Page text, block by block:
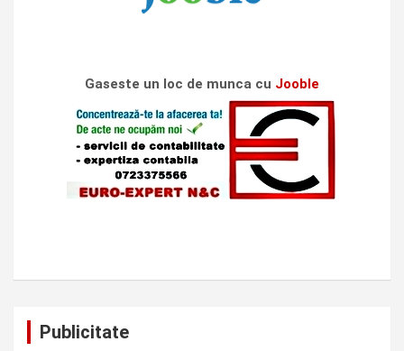
Gaseste un loc de munca cu Jooble
Publicitate